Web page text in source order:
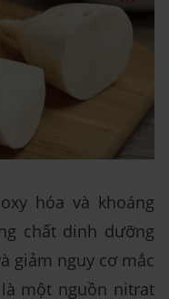
hóa và khoáng
chất dinh dưỡng
giảm nguy cơ mắc
một nguồn nitrat